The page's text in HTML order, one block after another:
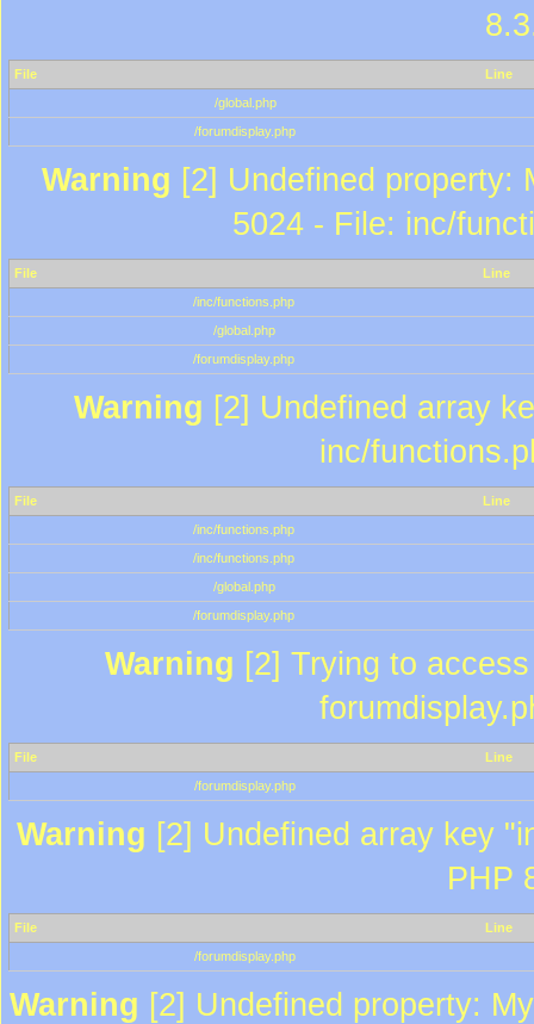
File
Line
/global.php
/forumdisplay.php
Warning [2] Undefined property:
5024 - File: inc/
File
Line
/inc/functions.php
/global.php
/forumdisplay.php
Warning [2] Undefined array
inc/
File
Line
/inc/functions.php
/inc/functions.php
/global.php
/forumdisplay.php
Warning [2] Trying to
File
Line
/forumdisplay.php
Warning [2] Undefined array key
PHP
File
Line
/forumdisplay.php
Warning [2] Undefined property: